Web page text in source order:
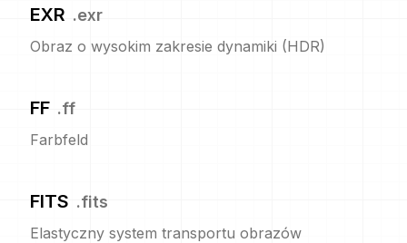
EXR .exr
Obraz o wysokim zakresie dynamiki (HDR)
FF .ff
Farbfeld
FITS .fits
Elastyczny system transportu obrazów